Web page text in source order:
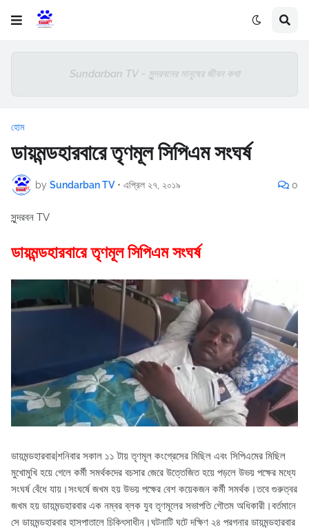
Sundarban TV - সুন্দরবনের মানুষের জীবন কথা
হোম
ডায়মন্ডহারবারে তৃণমূল সিপিএম সংঘর্ষ
by Sundarban TV • এপ্রিল ২৭, ২০১৯ 0
সুন্দরবন TV
ডায়মন্ডহারবারে তৃণমূল সিপিএম সংঘর্ষ
ডায়মন্ডহারবার|শনিবার সকাল ১১ টায় তৃণমূল কংগ্রেসের মিছিল এবং সিপিএমের মিছিল
মুখোমুখি হয়ে গেলে কর্মী সমর্থকদের বচসার জেরে উত্তেজিত হয়ে পড়লে উভয় পক্ষের মধ্যে
সংঘর্ষ বেঁধে যায়।সংঘর্ষে জখম হয় উভয় পক্ষের বেশ কয়েকজন কর্মী সমর্থক।তবে গুরুত্বর
জখম হয় ডায়মন্ডহারবার এক নম্বর ব্লক যুব তৃণমূলের সভাপতি গৌতম অধিকারী।বর্তমানে
সে ডায়মন্ডহারবার হাসপাতালে চিকিৎসাধীন।ঘটনাটি ঘটে দক্ষিণ ২৪ পরগনার ডায়মন্ডহারবার